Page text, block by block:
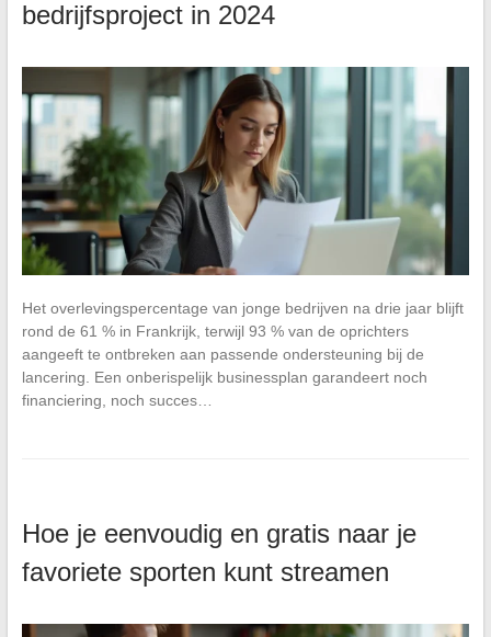
bedrijfsproject in 2024
Het overlevingspercentage van jonge bedrijven na drie jaar blijft
rond de 61 % in Frankrijk, terwijl 93 % van de oprichters
aangeeft te ontbreken aan passende ondersteuning bij de
lancering. Een onberispelijk businessplan garandeert noch
financiering, noch succes…
Hoe je eenvoudig en gratis naar je
favoriete sporten kunt streamen